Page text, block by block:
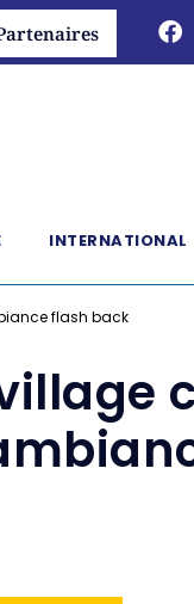
INTERNATIONAL
flash back